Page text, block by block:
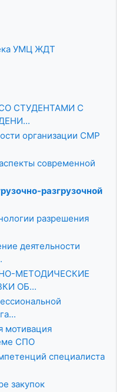
УМЦ ЖДТ
СТУДЕНТАМИ С
организации СМР
современной
разгрузочной
разрешения
деятельности
МЕТОДИЧЕСКИЕ
ОБ...
мотивация
СПО
специалиста
закупок